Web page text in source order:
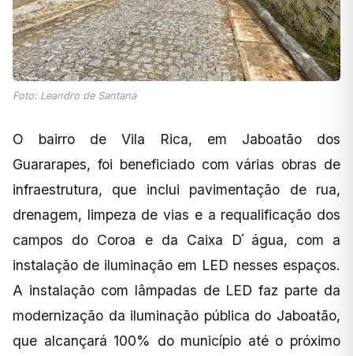
Foto: Leandro de Santana
O bairro de Vila Rica, em Jaboatão dos
Guararapes, foi beneficiado com várias obras de
infraestrutura, que inclui pavimentação de rua,
drenagem, limpeza de vias e a requalificação dos
campos do Coroa e da Caixa D ́água, com a
instalação de iluminação em LED nesses espaços.
A instalação com lâmpadas de LED faz parte da
modernização da iluminação pública do Jaboatāo,
que alcançará 100% do município até o próximo